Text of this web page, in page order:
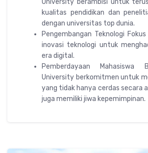
University berambisi untuk
kualitas pendidikan dan
dengan universitas top dunia.
Pengembangan Teknologi
inovasi teknologi untuk
era digital.
Pemberdayaan Mahasiswa
University berkomitmen untuk
yang tidak hanya cerdas secara
juga memiliki jiwa kepemimpinan.